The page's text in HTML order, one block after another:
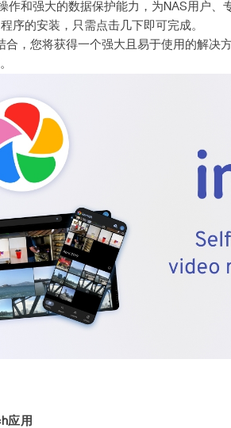
作和强大的数据保护能力，为NAS用户、
序的安装，只需点击几下即可完成。
合，您将获得一个强大且易于使用的解决
应用